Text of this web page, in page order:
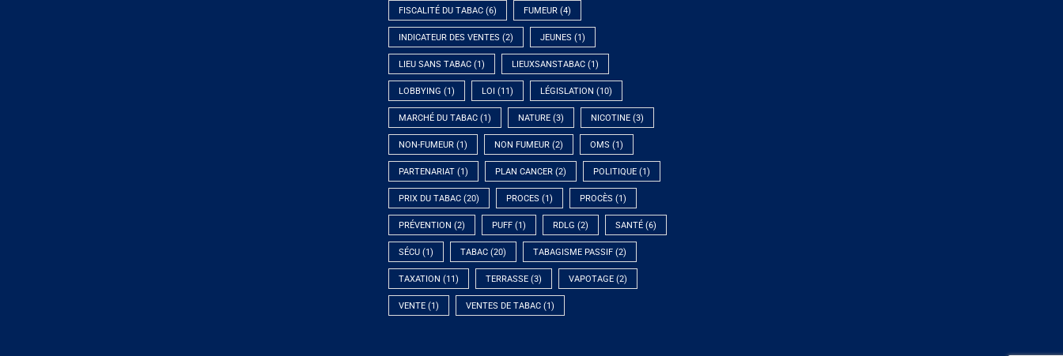
FISCALITÉ DU TABAC(6) FUMEUR(4)
INDICATEUR DES VENTES (2) JEUNES (1)
LIEU SANS TABAC(1) LIEUXSANSTABAC(1)
LOBBYING (1) LOI (11) LÉGISLATION (10)
MARCHÉ DU TABAC(1) NATURE(3) NICOTINE(3)
NON-FUMEUR(1) NON FUMEUR(2) OMS (1)
PARTENARIAT(1) PLAN CANCER(2) POLITIQUE(1)
PRIX DU TABAC(20) PROCES (1) PROCÈS (1)
PRÉVENTION (2) PUFF(1) RDLG (2) SANTÉ(6)
SÉCU(1) TABAC(20) TABAGISME PASSIF(2)
TAXATION (11) TERRASSE(3) VAPOTAGE(2)
VENTE(1) VENTES DE TABAC(1)